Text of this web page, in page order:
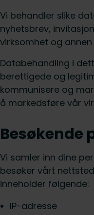
Vi behandler slike
nyhetsbrev,
virksomhet og
Databehandling i
berettigede og
kommunisere og
å markedsføre vår
Besøkende
Vi samler inn dine
besøker vårt
inneholder følgende:
IP-adresse